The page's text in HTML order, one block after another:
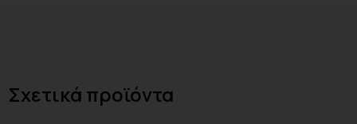
Σχετικά προϊόντα